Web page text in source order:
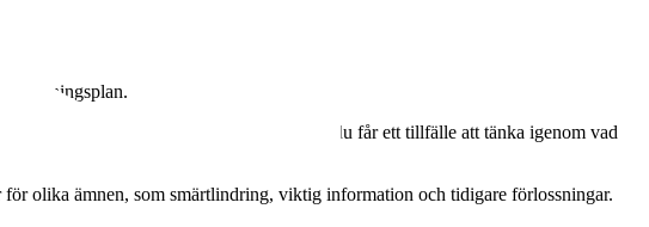
vara en bra förberedelse för dig själv, du får ett tillfälle att tänka igenom vad
olika ämnen, som smärtlindring, viktig information och tidigare förlossningar.